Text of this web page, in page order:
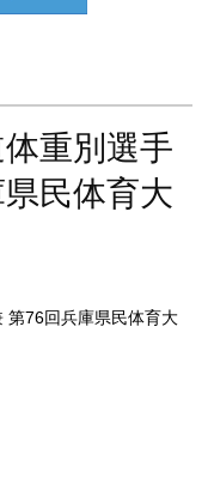
重別選手
民体育大
第76回兵庫県民体育大